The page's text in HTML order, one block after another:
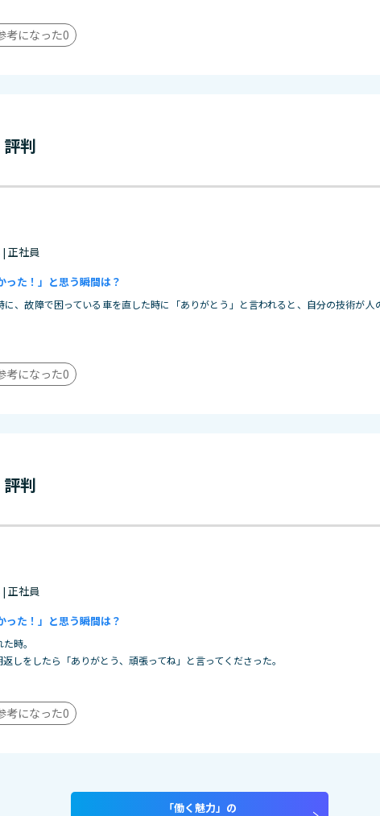
考になった0
判
正社員
った！」と思う瞬間は？
に、故障で困っている車を直した時に「ありがとう」と言われると、自分の技術が
考になった0
判
正社員
った！」と思う瞬間は？
時。
しをしたら「ありがとう、頑張ってね」と言ってくださった。
考になった0
「働く魅力」の